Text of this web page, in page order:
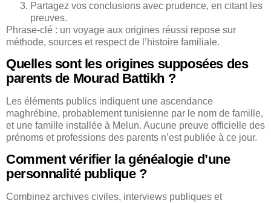
Partagez vos conclusions avec prudence, en citant les
preuves.
Phrase-clé : un voyage aux origines réussi repose sur
méthode, sources et respect de l’histoire familiale.
Quelles sont les origines supposées des
parents de Mourad Battikh ?
Les éléments publics indiquent une ascendance
maghrébine, probablement tunisienne par le nom de famille,
et une famille installée à Melun. Aucune preuve officielle des
prénoms et professions des parents n’est publiée à ce jour.
Comment vérifier la généalogie d’une
personnalité publique ?
Combinez archives civiles, interviews publiques et